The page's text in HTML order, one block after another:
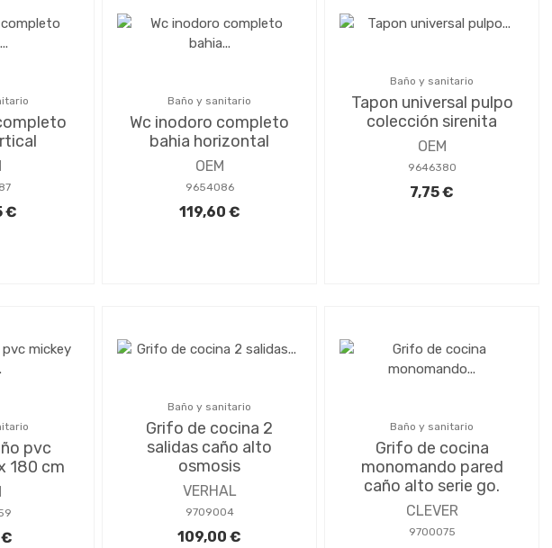
€
Baño y sanitario
Wc inodoro completo
bahia horizontal
OEM
9654086
119,60 €
Baño y sanitario
Tapon universal pulpo
colección sirenita
OEM
9646380
7,75 €
pvc
180 cm
€
Baño y sanitario
Grifo de cocina 2
salidas caño alto
osmosis
VERHAL
9709004
109,00 €
Baño y sanitario
Grifo de cocina
monomando pared
caño alto serie go.
CLEVER
9700075